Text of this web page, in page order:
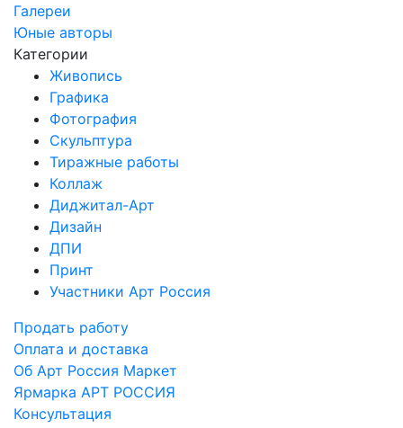
Галереи
Юные авторы
Категории
Живопись
Графика
Фотография
Скульптура
Тиражные работы
Коллаж
Диджитал-Арт
Дизайн
ДПИ
Принт
Участники Арт Россия
Продать работу
Оплата и доставка
Об Арт Россия Маркет
Ярмарка АРТ РОССИЯ
Консультация